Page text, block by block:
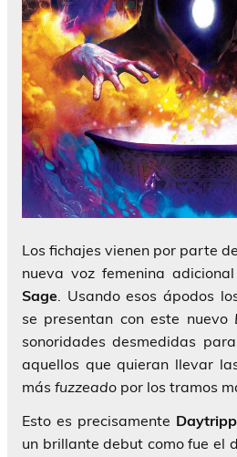
Los fichajes vienen por parte de
nueva voz femenina
Sage. Usando esos ápodos
se presentan con este nuevo
sonoridades desmedidas
aquellos que quieran llevar
más fuzzeado por los tramos
Esto es precisamente
un brillante debut como fue el